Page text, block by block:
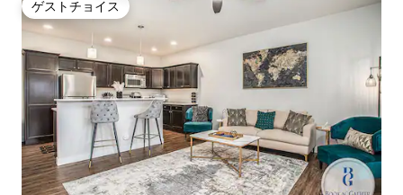
ゲストチョイス
ゲストチョイス